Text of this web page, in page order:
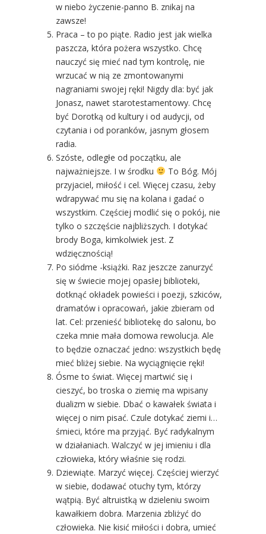
w niebo życzenie-panno B. znikaj na
zawsze!
Praca – to po piąte. Radio jest jak wielka
paszcza, która pożera wszystko. Chcę
nauczyć się mieć nad tym kontrolę, nie
wrzucać w nią ze zmontowanymi
nagraniami swojej ręki! Nigdy dla: być jak
Jonasz, nawet starotestamentowy. Chcę
być Dorotką od kultury i od audycji, od
czytania i od poranków, jasnym głosem
radia.
Szóste, odległe od początku, ale
najważniejsze. I w środku
To Bóg. Mój
przyjaciel, miłość i cel. Więcej czasu, żeby
wdrapywać mu się na kolana i gadać o
wszystkim. Częściej modlić się o pokój, nie
tylko o szczęście najbliższych. I dotykać
brody Boga, kimkolwiek jest. Z
wdzięcznością!
Po siódme -książki. Raz jeszcze zanurzyć
się w świecie mojej opasłej biblioteki,
dotknąć okładek powieści i poezji, szkiców,
dramatów i opracowań, jakie zbieram od
lat. Cel: przenieść bibliotekę do salonu, bo
czeka mnie mała domowa rewolucja. Ale
to będzie oznaczać jedno: wszystkich będę
mieć bliżej siebie. Na wyciągnięcie ręki!
Ósme to świat. Więcej martwić się i
cieszyć, bo troska o ziemię ma wpisany
dualizm w siebie. Dbać o kawałek świata i
więcej o nim pisać. Czule dotykać ziemi i…
śmieci, które ma przyjąć. Być radykalnym
w działaniach. Walczyć w jej imieniu i dla
człowieka, który właśnie się rodzi.
Dziewiąte. Marzyć więcej. Częściej wierzyć
w siebie, dodawać otuchy tym, którzy
wątpią. Być altruistką w dzieleniu swoim
kawałkiem dobra. Marzenia zbliżyć do
człowieka. Nie kisić miłości i dobra, umieć